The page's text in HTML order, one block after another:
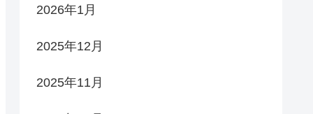
2026年1月
2025年12月
2025年11月